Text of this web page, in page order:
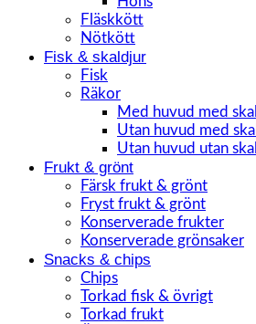
Fläskkött
Nötkött
Fisk & skaldjur
Fisk
Räkor
Med huvud med skal
Utan huvud med skal
Utan huvud utan skal
Frukt & grönt
Färsk frukt & grönt
Fryst frukt & grönt
Konserverade frukter
Konserverade grönsaker
Snacks & chips
Chips
Torkad fisk & övrigt
Torkad frukt